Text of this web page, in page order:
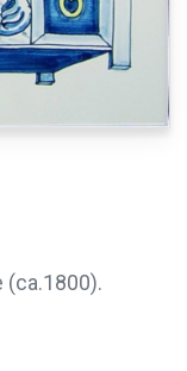
(ca.1800).